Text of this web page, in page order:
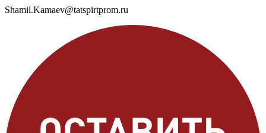
Shamil.Kamaev@tatspirtprom.ru